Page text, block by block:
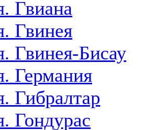
Гвиана
Гвинея
Гвинея-Бисау
Германия
Гибралтар
Гондурас